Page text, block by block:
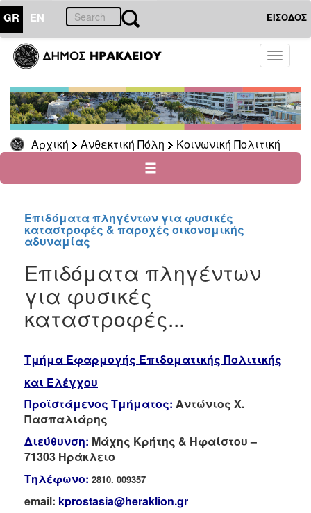
GR EN ΕΙΣΟΔΟΣ
Toggle
Αρχική Ανθεκτική Πόλη Κοινωνική Πολιτική
ΑΝΘΕΚΤΙΚΗ
ΠΟΛΗ
Κοινωνική
Πολιτική
Νέα
Ανακοινώσεις
&
για
Οικονομική
Αδυναμία
Φυσικές
Καταστροφές
Κέντρα
Κοινοτικής
(Κ.Α.Π.Η.)
Δημιουργικής
Απασχόλησης
Παιδιών
(Κ.Δ.Α.Π.)
Κέντρα
Ημερήσιας
Φροντίδας
(Κ.Η.Φ.Η.)
Επιδόματα πληγέντων για φυσικές
καταστροφές & παροχές οικονομικής
αδυναμίας
Επιδόματα πληγέντων
για φυσικές
καταστροφές...
Τμήμα Εφαρμογής Επιδοματικής Πολιτικής
και Ελέγχου
Προϊστάμενος Τμήματος: Αντώνιος Χ.
Πασπαλιάρης
Διεύθυνση: Μάχης Κρήτης & Ηφαίστου –
71303 Ηράκλειο
Τηλέφωνο: 2810. 009357
email: kprostasia@heraklion.gr